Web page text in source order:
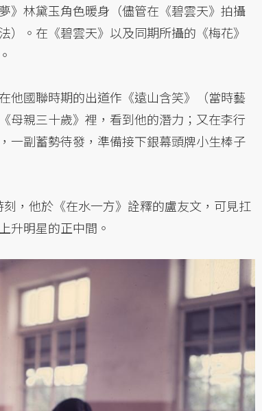
》林黛玉角色暖身（儘管在《碧雲天》拍攝
。在《碧雲天》以及同期所攝的《梅花》
他國聯時期的出道作《遠山含笑》（當時藝
母親三十歲》裡，看到他的潛力；又在李行
一副蓄勢待發，準備接下銀幕頭牌小生棒子
，他於《在水一方》詮釋的盧友文，可見扛
升明星的正中間。